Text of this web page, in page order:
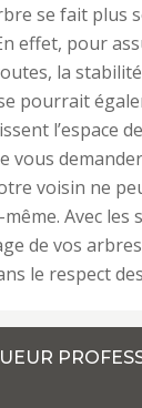
se fait
effet, pour
la
pourrait
l’espace
vous
voisin ne
Avec les
de vos
le respect